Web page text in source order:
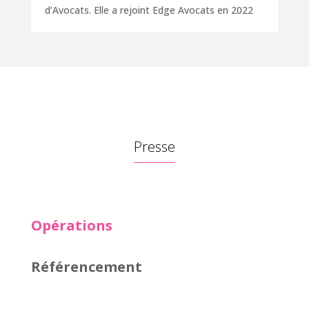
d’Avocats. Elle a rejoint Edge Avocats en 2022
Presse
Opérations
Référencement